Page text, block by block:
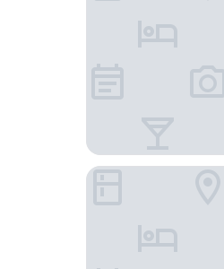
首爾格拉斯麗飯店